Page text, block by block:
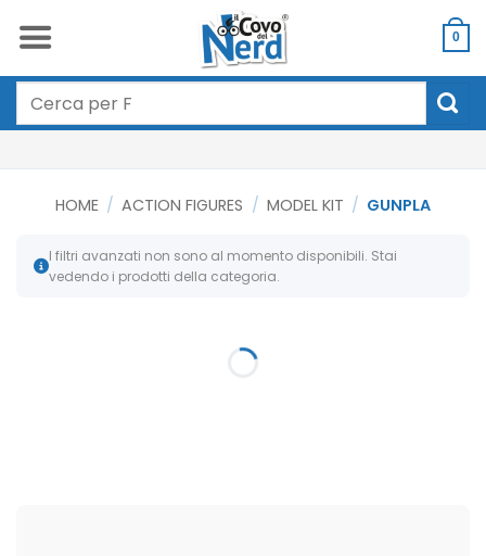
0
Cerca:
HOME / ACTION FIGURES / MODEL KIT / GUNPLA
I filtri avanzati non sono al momento disponibili. Stai
vedendo i prodotti della categoria.